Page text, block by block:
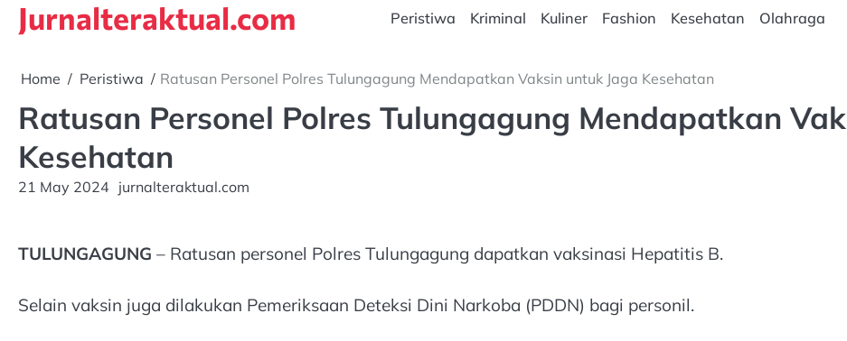
SkipJurnalteraktual.com Peristiwa Kriminal Kuliner Fashion Kesehatan Olahraga
Home Peristiwa Ratusan Personel Polres Tulungagung Mendapatkan Vaksin untuk Jaga Kesehatan
Ratusan Personel Polres Tulungagung Mendapatkan
Kesehatan
21 May 2024 jurnalteraktual.com
TULUNGAGUNG – Ratusan personel Polres Tulungagung dapatkan vaksinasi Hepatitis B.
Selain vaksin juga dilakukan Pemeriksaan Deteksi Dini Narkoba (PDDN) bagi personil.